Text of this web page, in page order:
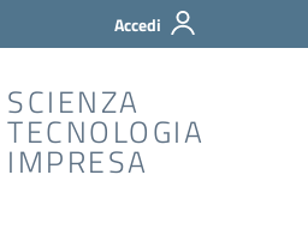
Accedi
SCIENZA
TECNOLOGIA
IMPRESA